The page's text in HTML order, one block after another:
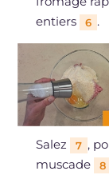
entiers
6 .
Salez 7 ,
muscade
8